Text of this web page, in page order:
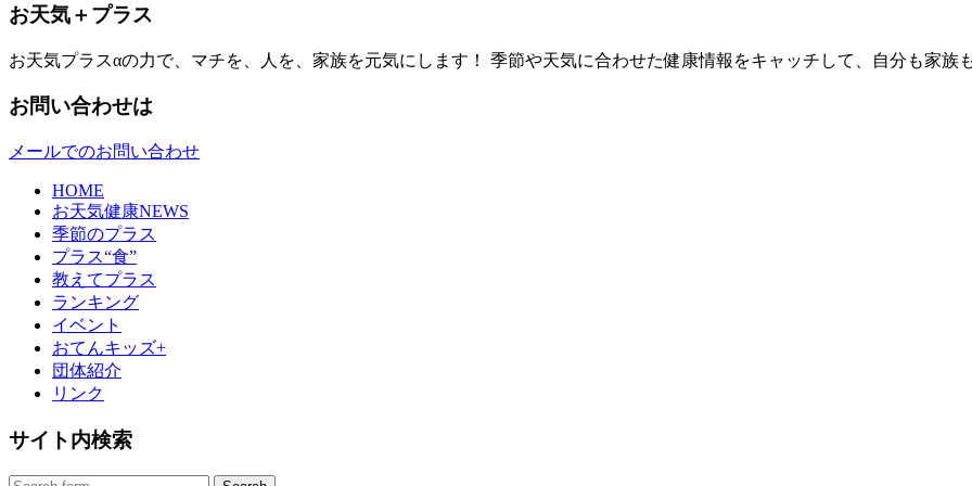
お天気＋プラス
お天気プラスαの力で、マチを、人を、家族を元気にします！ 季節や天気に合わせた健康情報をキャッチして、自分も家族
お問い合わせは
メールでのお問い合わせ
HOME
お天気健康NEWS
季節のプラス
プラス“食”
教えてプラス
ランキング
イベント
おてんキッズ+
団体紹介
リンク
サイト内検索